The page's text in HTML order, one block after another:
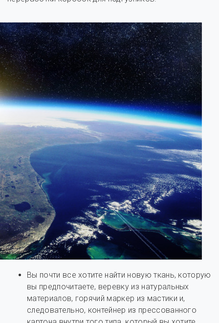
Вы почти все хотите найти новую ткань, которую
вы предпочитаете, веревку из натуральных
материалов, горячий маркер из мастики и,
следовательно, контейнер из прессованного